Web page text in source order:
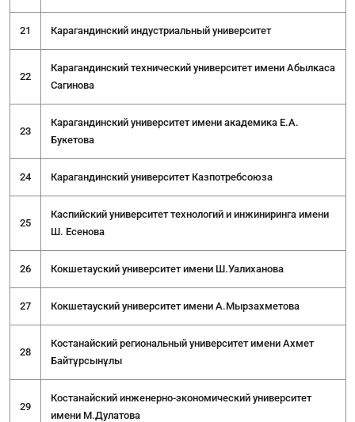
21 Карагандинский индустриальный университет
22
Карагандинский технический университет имени Абылкаса
Сагинова
23
Карагандинский университет имени академика Е.А.
Букетова
24 Карагандинский университет Казпотребсоюза
25
Каспийский университет технологий и инжиниринга имени
Ш. Есенова
26 Кокшетауский университет имени Ш.Уалиханова
27 Кокшетауский университет имени А.Мырзахметова
28
Костанайский региональный университет имени Ахмет
Байтұрсынұлы
29
Костанайский инженерно-экономический университет
имени М.Дулатова